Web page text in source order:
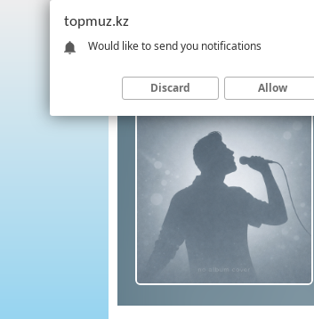
topmuz.kz
Would like to send you notifications
Discard Allow